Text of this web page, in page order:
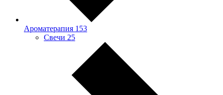
Ароматерапия 153
Свечи 25